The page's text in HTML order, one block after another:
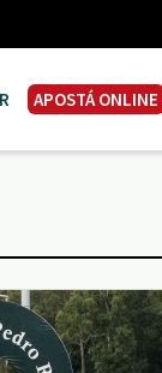
APOSTÁ ONLINE